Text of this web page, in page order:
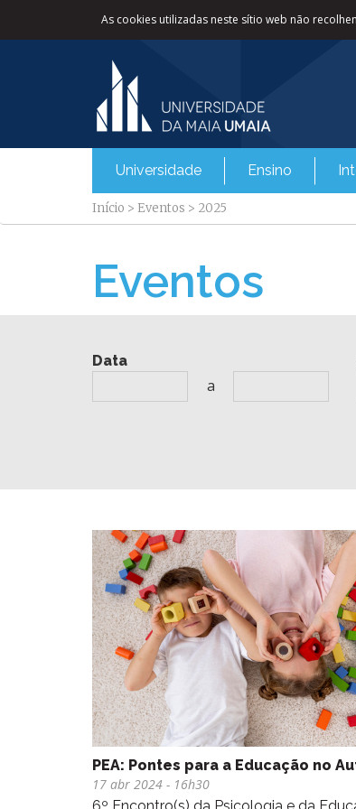
As cookies utilizadas neste sítio web não
Universidade Ensino
Início > Eventos > 2025
Eventos
Data
a
PEA: Pontes para a Educação no
17 abr 2024 - 16h30